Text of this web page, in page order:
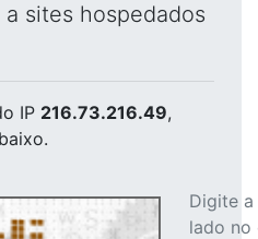
sites hospedados
IP 216.73.216.49,
Digite
lado no